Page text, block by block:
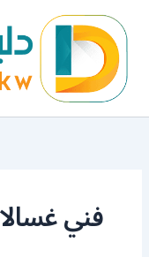
المحتوى
فني